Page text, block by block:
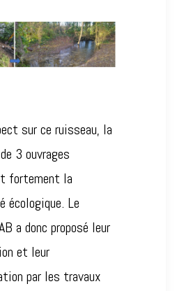
sur ce ruisseau, la
3 ouvrages
fortement la
écologique. Le
a donc proposé leur
et leur
par les travaux